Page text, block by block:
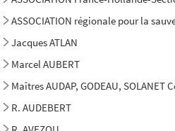
ASSOCIATION régionale pour la
Jacques ATLAN
Marcel AUBERT
Maîtres AUDAP, GODEAU, SOLANET
R. AUDEBERT